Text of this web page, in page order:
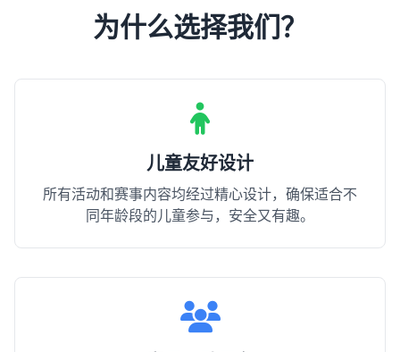
为什么选择我们？
儿童友好设计
所有活动和赛事内容均经过精心设计，确保适合不
同年龄段的儿童参与，安全又有趣。